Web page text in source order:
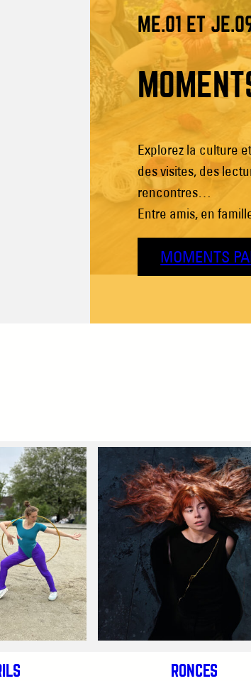
ME.01 ET
Explorez la culture
des visites, des
rencontres…
Entre amis, en
MOMENTS
RONCES